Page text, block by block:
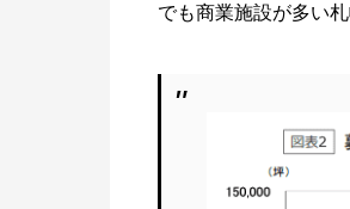
でも商業施設が多い